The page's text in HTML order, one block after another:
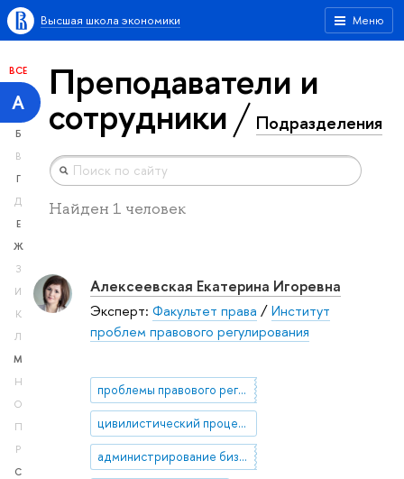
Меню
Высшая школа экономики
ВСЕ
А
Б
В
Г
Д
Е
Ж
З
И
К
Л
М
Н
О
П
Р
С
Преподаватели и
сотрудники Подразделения
Найден 1 человек
Алексеевская Екатерина Игоревна
Эксперт: Факультет права /Институт
проблем правового регулирования
проблемы правового регулирования
цивилистический процесс
администрирование бизнеса